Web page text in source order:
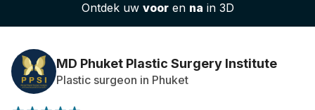
Patiëntrecensies
Ontdek uw vooren na in 3D
MD Phuket Plastic Surgery Institute
Plastic surgeon in Phuket